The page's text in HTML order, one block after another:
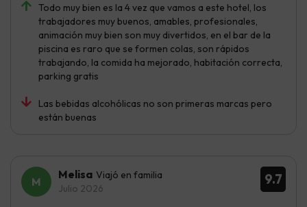
Todo muy bien es la 4 vez que vamos a este hotel, los
trabajadores muy buenos, amables, profesionales,
animación muy bien son muy divertidos, en el bar de la
piscina es raro que se formen colas, son rápidos
trabajando, la comida ha mejorado, habitación correcta,
parking gratis
Las bebidas alcohólicas no son primeras marcas pero
están buenas
9.7
Melisa Viajó en familia
Julio 2026